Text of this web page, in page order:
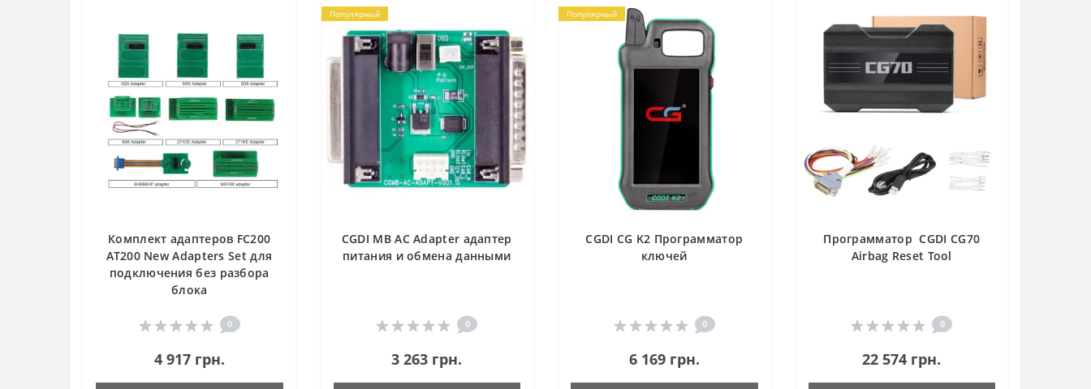
Комплект адаптеров FC200
AT200 New Adapters Set для
подключения без разбора
блока
0
4 917 грн.
Популярный
CGDI MB AC Adapter адаптер
питания и обмена данными
0
3 263 грн.
Популярный
CGDI CG K2 Программатор
ключей
0
6 169 грн.
Программатор CGDI CG70
Airbag Reset Tool
0
22 574 грн.